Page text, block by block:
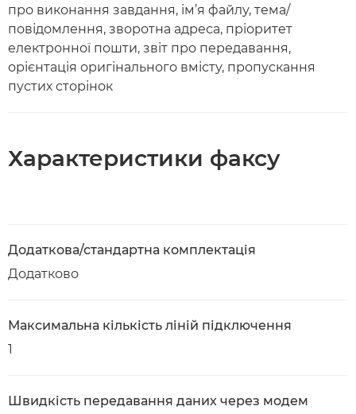
про виконання завдання, ім’я файлу, тема/
повідомлення, зворотна адреса, пріоритет
електронної пошти, звіт про передавання,
орієнтація оригінального вмісту, пропускання
пустих сторінок
Характеристики факсу
Додаткова/стандартна комплектація
Додатково
Максимальна кількість ліній підключення
1
Швидкість передавання даних через модем